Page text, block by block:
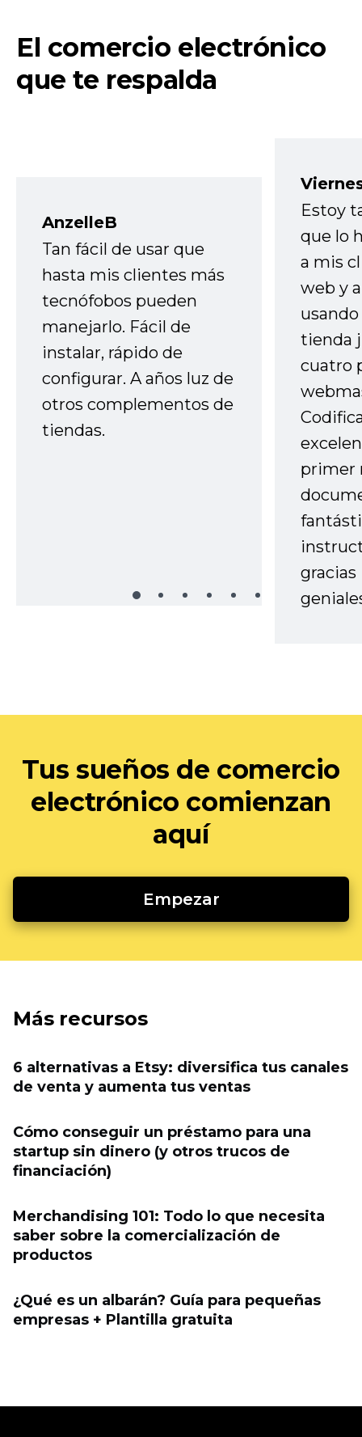
El comercio electrónico
que te respalda
AnzelleB
Tan fácil de usar que
hasta mis clientes más
tecnófobos pueden
manejarlo. Fácil de
instalar, rápido de
configurar. A años luz de
otros complementos de
tiendas.
Estoy
que lo
a mis
web y
tienda
cuatro
primer
gracias
Tus sueños de comercio
electrónico comienzan
aquí
Empezar
Más recursos
6 alternativas a Etsy: diversifica tus canales
de venta y aumenta tus ventas
Cómo conseguir un préstamo para una
startup sin dinero (y otros trucos de
financiación)
Merchandising 101: Todo lo que necesita
saber sobre la comercialización de
productos
¿Qué es un albarán? Guía para pequeñas
empresas + Plantilla gratuita